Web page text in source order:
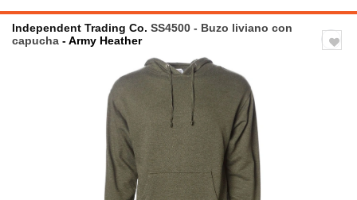
Independent Trading Co. SS4500 - Buzo liviano con
capucha - Army Heather